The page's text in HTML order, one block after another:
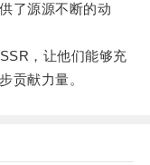
了源源不断的动
，让他们能够充
贡献力量。